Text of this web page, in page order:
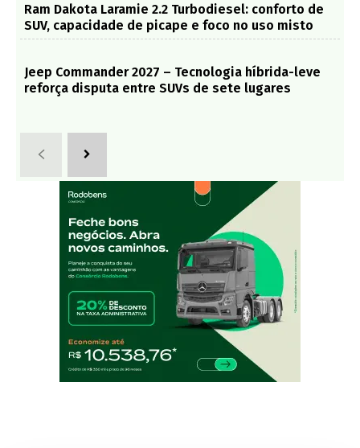
Ram Dakota Laramie 2.2 Turbodiesel: conforto de
SUV, capacidade de picape e foco no uso misto
Jeep Commander 2027 – Tecnologia híbrida-leve
reforça disputa entre SUVs de sete lugares